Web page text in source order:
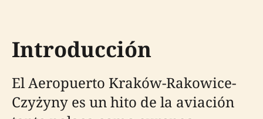
Introducción
El Aeropuerto Kraków-Rakowice-
Czyżyny es un hito de la aviación